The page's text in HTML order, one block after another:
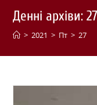
Денні архіви:
> 2021 > Пт > 27